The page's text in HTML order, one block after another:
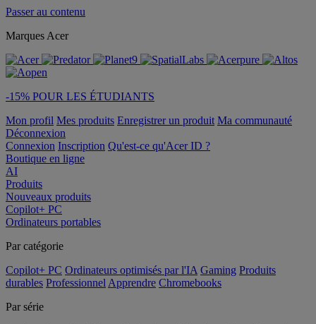
Passer au contenu
Marques Acer
-15% POUR LES ÉTUDIANTS
Mon profil Mes produits Enregistrer un produit Ma communauté
Déconnexion
Connexion Inscription Qu'est-ce qu'Acer ID ?
Boutique en ligne
AI
Produits
Nouveaux produits
Copilot+ PC
Ordinateurs portables
Par catégorie
Copilot+ PC Ordinateurs optimisés par l'IA Gaming Produits
durables Professionnel Apprendre Chromebooks
Par série